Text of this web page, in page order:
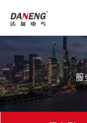
服